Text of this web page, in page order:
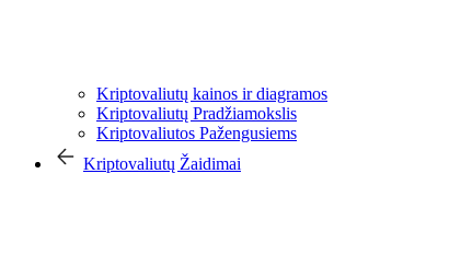
Kriptovaliutų kainos ir diagramos
Kriptovaliutų Pradžiamokslis
Kriptovaliutos Pažengusiems
Kriptovaliutų Žaidimai